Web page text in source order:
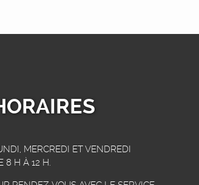
MERCREDI ET VENDREDI
8 H À 12 H.